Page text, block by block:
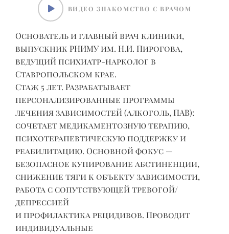
ВИДЕО ЗНАКОМСТВО С ВРАЧОМ
Основатель и главный врач клиники,
выпускник РНИМУ им. Н.И. Пирогова,
ведущий психиатр-нарколог в
Ставропольском крае.
Стаж 5 лет. Разрабатывает
персонализированные программы
лечения зависимостей (алкоголь, ПАВ):
сочетает медикаментозную терапию,
психотерапевтическую поддержку и
реабилитацию. Основной фокус —
безопасное купирование абстиненции,
снижение тяги к объекту зависимости,
работа с сопутствующей тревогой/
депрессией
и профилактика рецидивов. Проводит
индивидуальные